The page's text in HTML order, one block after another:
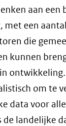
aan een
met een
die
kunnen
om te
data voor
de landelijke